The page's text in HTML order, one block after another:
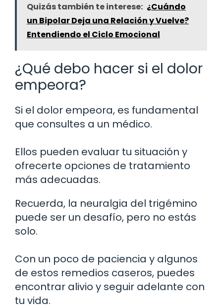
Quizás también te interese: ¿Cuándo
un Bipolar Deja una Relación y Vuelve?
Entendiendo el Ciclo Emocional
¿Qué debo hacer si el dolor
empeora?
Si el dolor empeora, es fundamental
que consultes a un médico.
Ellos pueden evaluar tu situación y
ofrecerte opciones de tratamiento
más adecuadas.
Recuerda, la neuralgia del trigémino
puede ser un desafío, pero no estás
solo.
Con un poco de paciencia y algunos
de estos remedios caseros, puedes
encontrar alivio y seguir adelante con
tu vida.